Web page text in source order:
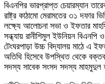
বিএনপির ভারপ্রাপ্ত চেয়ারম্যান
রাষ্ট্র কাঠামো মেরামতের ৩১ দফার
লক্ষ্যে আলোচনা সভা ও ইফতার
সন্ধ্যায় রানীশিমুল ইউনিয়ন
টেংঘরপাড়া উচ্চ বিদ্যালয় মাঠে এ
অতিথি হিসেবে উপস্থিত থেকে বক্তব্য
সদস্য সাবেক সংসদ সদস্য